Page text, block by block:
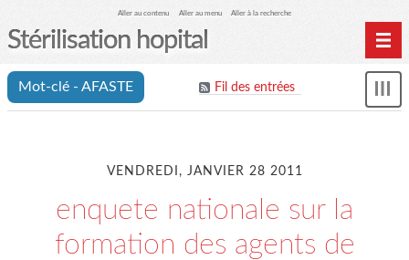
Aller au contenu Aller au menu Aller à la recherche
Stérilisation hopital
Home
Archives
le
Mot-clé - AFASTE Fil des entrées
VENDREDI, JANVIER 28 2011
enquete nationale sur la
formation des agents de